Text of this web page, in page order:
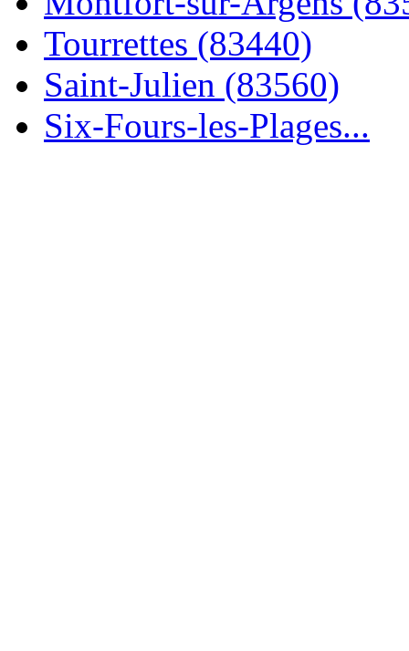
Tourrettes (83440)
Saint-Julien (83560)
Six-Fours-les-Plages...